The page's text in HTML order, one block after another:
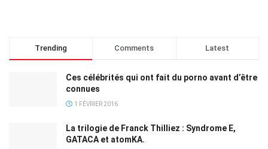
Trending Comments Latest
Ces célébrités qui ont fait du porno avant d’être
connues
1 FÉVRIER 2016
La trilogie de Franck Thilliez : Syndrome E,
GATACA et atomKA.